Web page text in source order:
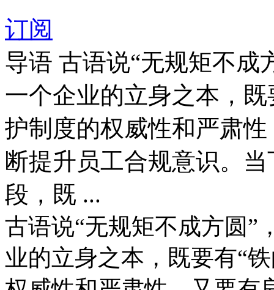
订阅
导语 古语说“无规矩不成
一个企业的立身之本，
护制度的权威性和严肃
断提升员工合规意识。
段，既 ...
古语说“无规矩不成方圆”
业的立身之本，既要有“